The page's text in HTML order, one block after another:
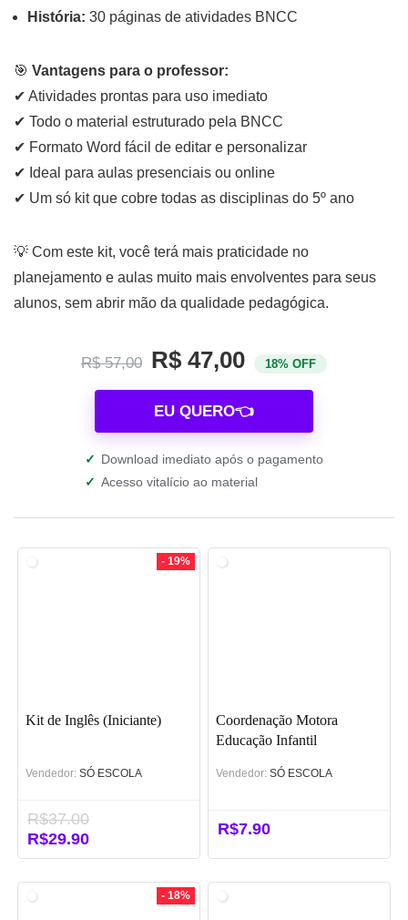
História: 30 páginas de atividades BNCC
🎯 Vantagens para o professor:
✔ Atividades prontas para uso imediato
✔ Todo o material estruturado pela BNCC
✔ Formato Word fácil de editar e personalizar
✔ Ideal para aulas presenciais ou online
✔ Um só kit que cobre todas as disciplinas do 5º ano
💡 Com este kit, você terá mais praticidade no
planejamento e aulas muito mais envolventes para seus
alunos, sem abrir mão da qualidade pedagógica.
R$ 57,00 R$ 47,00 18% OFF
EU QUERO👈
✓ Download imediato após o pagamento
✓ Acesso vitalício ao material
- 19%
Kit de Inglês (Iniciante)
Vendedor: SÓ ESCOLA
R$37.00
O
preço
R$29.90O
preço
Coordenação Motora
Educação Infantil
Vendedor: SÓ ESCOLA
R$7.90
- 18%